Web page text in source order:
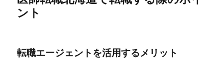
ント
転職エージェントを活用するメリット